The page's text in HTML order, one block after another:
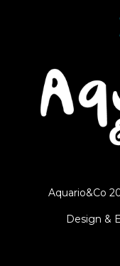
Aquario&Co
Design &